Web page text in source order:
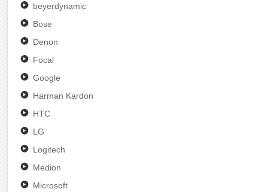
beyerdynamic
Bose
Denon
Focal
Google
Harman Kardon
HTC
LG
Logitech
Medion
Microsoft